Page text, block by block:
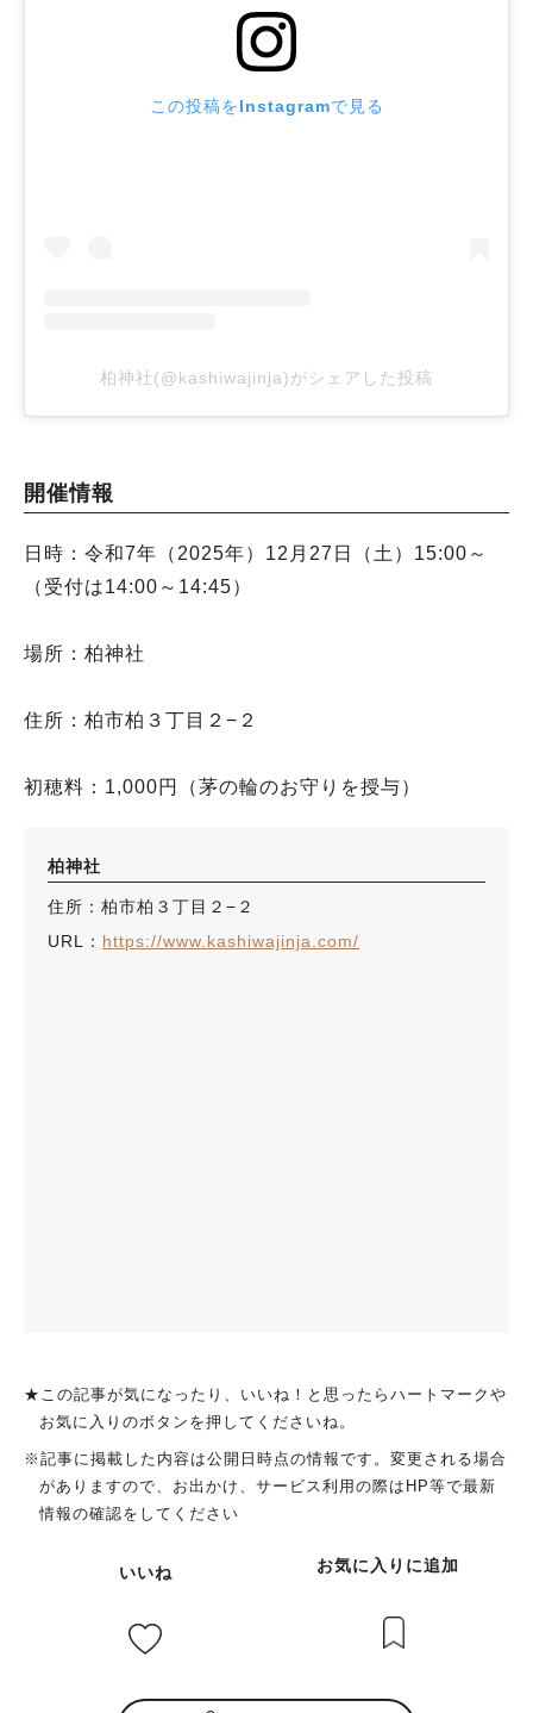
この投稿をInstagramで見る
柏神社(@kashiwajinja)がシェアした投稿
開催情報
日時：令和7年（2025年）12月27日（土）15:00～
（受付は14:00～14:45）
場所：柏神社
住所：柏市柏３丁目２−２
初穂料：1,000円（茅の輪のお守りを授与）
柏神社
住所：柏市柏３丁目２−２
URL： https://www.kashiwajinja.com/
★この記事が気になったり、いいね！と思ったらハートマークや
お気に入りのボタンを押してくださいね。
※記事に掲載した内容は公開日時点の情報です。変更される場合
がありますので、お出かけ、サービス利用の際はHP等で最新
情報の確認をしてください
いいね お気に入りに追加